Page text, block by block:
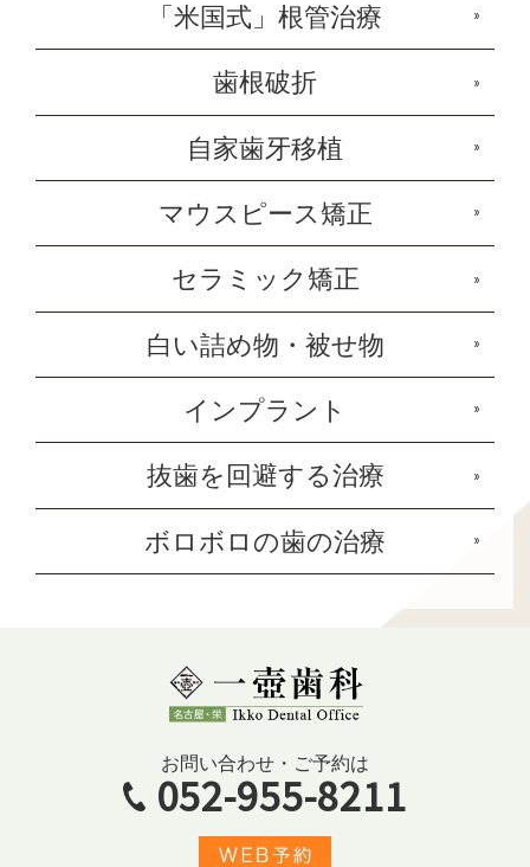
「米国式」根管治療
歯根破折
自家歯牙移植
マウスピース矯正
セラミック矯正
白い詰め物・被せ物
インプラント
抜歯を回避する治療
ボロボロの歯の治療
お問い合わせ・ご予約は
052-955-8211